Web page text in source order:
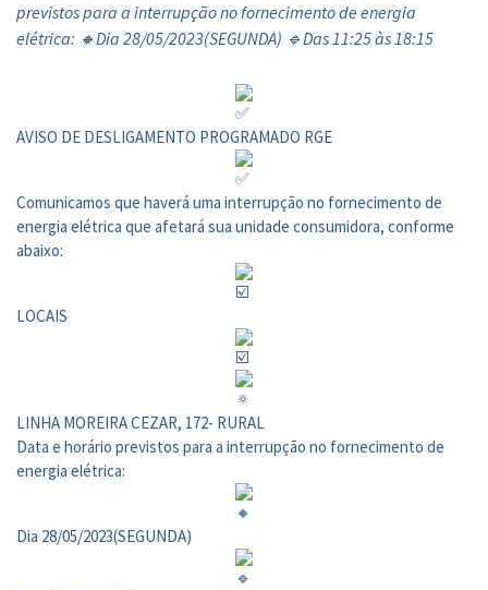
previstos para a interrupção no fornecimento de energia
elétrica: 🔸Dia 28/05/2023(SEGUNDA) 🔹Das 11:25 às 18:15
AVISO DE DESLIGAMENTO PROGRAMADO RGE
Comunicamos que haverá uma interrupção no fornecimento de
energia elétrica que afetará sua unidade consumidora, conforme
abaixo:
LOCAIS
LINHA MOREIRA CEZAR, 172- RURAL
Data e horário previstos para a interrupção no fornecimento de
energia elétrica:
Dia 28/05/2023(SEGUNDA)